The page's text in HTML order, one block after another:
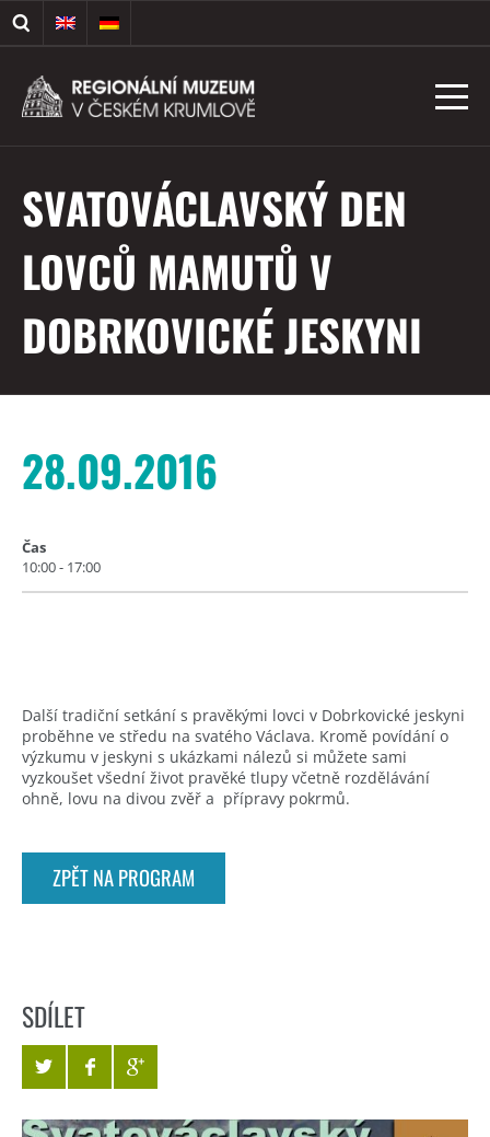
SVATOVÁCLAVSKÝ DEN
LOVCŮ MAMUTŮ V
DOBRKOVICKÉ JESKYNI
28.09.2016
Čas
10:00 - 17:00
Další tradiční setkání s pravěkými lovci v Dobrkovické jeskyni
proběhne ve středu na svatého Václava. Kromě povídání o
výzkumu v jeskyni s ukázkami nálezů si můžete sami
vyzkoušet všední život pravěké tlupy včetně rozdělávání
ohně, lovu na divou zvěř a přípravy pokrmů.
ZPĚT NA PROGRAM
SDÍLET